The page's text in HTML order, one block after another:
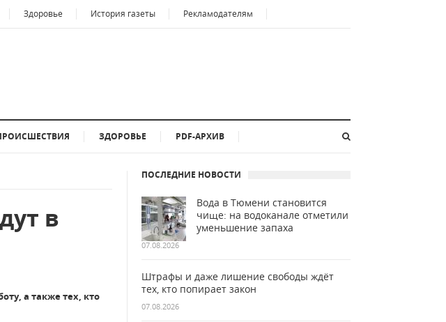
Здоровье История газеты Рекламодателям
ЗДОРОВЬЕ PDF-АРХИВ
в
а также тех, кто
ПОСЛЕДНИЕ НОВОСТИ
Вода в Тюмени становится
чище: на водоканале отметили
уменьшение запаха
07.08.2026
Штрафы и даже лишение свободы ждёт
тех, кто попирает закон
07.08.2026